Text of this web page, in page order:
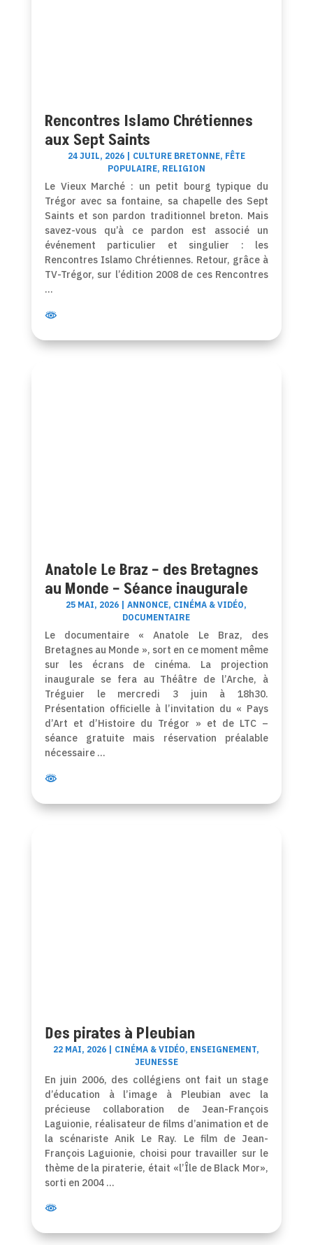
Rencontres Islamo Chrétiennes
aux Sept Saints
24 JUIL, 2026| CULTURE BRETONNE, FÊTE
POPULAIRE, RELIGION
Le Vieux Marché : un petit bourg typique du
Trégor avec sa fontaine, sa chapelle des Sept
Saints et son pardon traditionnel breton. Mais
savez-vous qu’à ce pardon est associé un
événement particulier et singulier : les
Rencontres Islamo Chrétiennes. Retour, grâce à
TV-Trégor, sur l’édition 2008 de ces Rencontres
…
Anatole Le Braz – des Bretagnes
au Monde – Séance inaugurale
25 MAI, 2026 |ANNONCE, CINÉMA & VIDÉO,
DOCUMENTAIRE
Le documentaire « Anatole Le Braz, des
Bretagnes au Monde », sort en ce moment même
sur les écrans de cinéma. La projection
inaugurale se fera au Théâtre de l’Arche, à
Tréguier le mercredi 3 juin à 18h30.
Présentation officielle à l’invitation du « Pays
d’Art et d’Histoire du Trégor » et de LTC –
séance gratuite mais réservation préalable
nécessaire …
Des pirates à Pleubian
22 MAI, 2026 | CINÉMA & VIDÉO, ENSEIGNEMENT,
JEUNESSE
En juin 2006, des collégiens ont fait un stage
d’éducation à l’image à Pleubian avec la
précieuse collaboration de Jean-François
Laguionie, réalisateur de films d’animation et de
la scénariste Anik Le Ray. Le film de Jean-
François Laguionie, choisi pour travailler sur le
thème de la piraterie, était «l’Île de Black Mor»,
sorti en 2004 …